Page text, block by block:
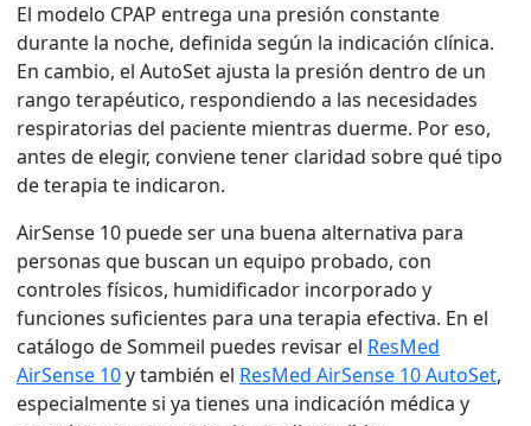
El modelo CPAP entrega una presión constante
durante la noche, definida según la indicación clínica.
En cambio, el AutoSet ajusta la presión dentro de un
rango terapéutico, respondiendo a las necesidades
respiratorias del paciente mientras duerme. Por eso,
antes de elegir, conviene tener claridad sobre qué tipo
de terapia te indicaron.
AirSense 10 puede ser una buena alternativa para
personas que buscan un equipo probado, con
controles físicos, humidificador incorporado y
funciones suficientes para una terapia efectiva. En el
catálogo de Sommeil puedes revisar el ResMed
AirSense 10y también el ResMed AirSense 10 AutoSet,
especialmente si ya tienes una indicación médica y